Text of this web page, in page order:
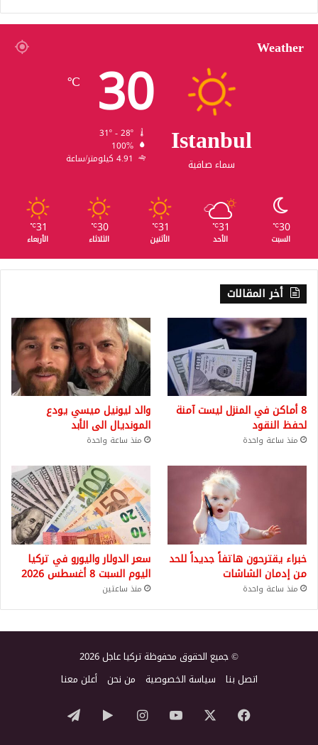
Weather
Istanbul
سماء صافية
30
℃
100%
4.91 كيلومتر/ساعة
30
℃
السبت
31
℃
الأحد
31
℃
الأثنين
30
℃
الثلاثاء
31
℃
الأربعاء
أخر المقالات
8 أماكن في المنزل ليست آمنة
لحفظ النقود
منذ ساعة واحدة
والد ليونيل ميسي يودع
المونديال الى الأبد
منذ ساعة واحدة
خبراء يقترحون هاتفاً جديداً للحد
من إدمان الشاشات
منذ ساعة واحدة
سعر الدولار واليورو في تركيا
اليوم السبت 8 أغسطس 2026
منذ ساعتين
© جميع الحقوق محفوظة تركيا عاجل 2026
اتصل بنا سياسة الخصوصية من نحن أعلن معنا
فيسبوك ‫YouTubeانستقرام‏Googleتيلقرام